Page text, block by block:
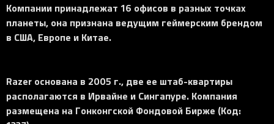
Компании принадлежат 16 офисов в разных точках
планеты, она признана ведущим геймерским брендом
в США, Европе и Китае.
Razer основана в 2005 г., две ее штаб-квартиры
располагаются в Ирвайне и Сингапуре. Компания
размещена на Гонконгской Фондовой Бирже (Код: